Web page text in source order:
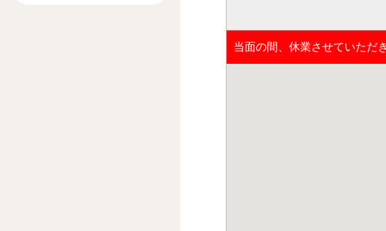
当面の間、休業させていただ